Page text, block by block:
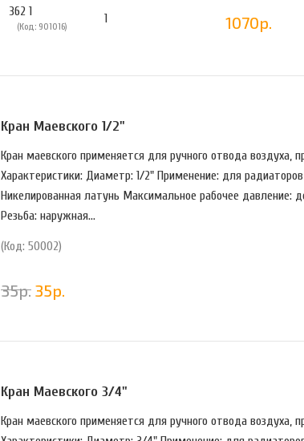
362 1
(Код: 901016)
1 1070р.
Кран Маевского 1/2"
Кран маевского применяется для ручного отвода воздуха,
Характеристики: Диаметр: 1/2" Применение: для
Никелированная латунь Максимальное рабочее давление:
Резьба: наружная...
(Код: 50002)
35р. 35р.
Кран Маевского 3/4"
Кран маевского применяется для ручного отвода воздуха,